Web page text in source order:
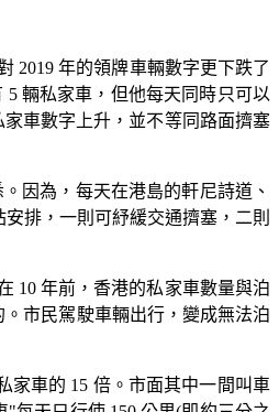
2019 年的領牌車輛數字更下跌了
輛私家車，但他每天同時只可以
車數字上升，並不等同路面擠塞
因為，每天在港島的軒尼詩道、
排，一則可紓緩交通擠塞，二則
10 年前，香港的私家車數量與泊
市民駕駛車輛出行，變成無法泊
家車的 15 倍。市面其中一間叫車